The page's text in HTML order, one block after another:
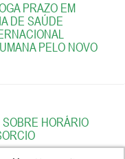
PRAZO EM
DE SAÚDE
PELO NOVO
HORÁRIO